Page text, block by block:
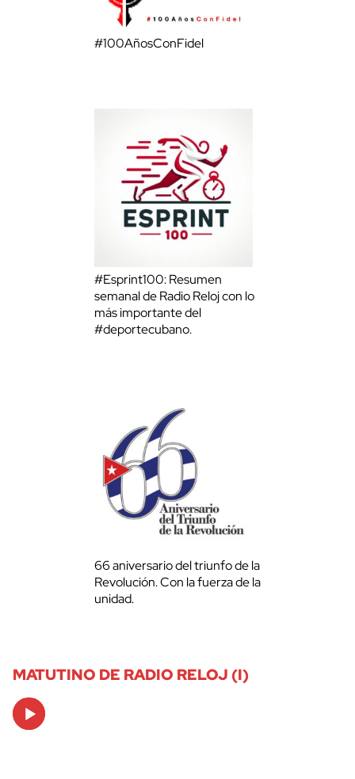
#100AñosConFidel
#Esprint100: Resumen
semanal de Radio Reloj con lo
más importante del
#deportecubano.
66 aniversario del triunfo de la
Revolución. Con la fuerza de la
unidad.
MATUTINO DE RADIO RELOJ (I)
Audio
Player